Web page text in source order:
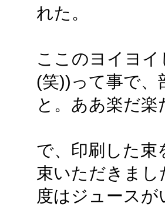
れた。
ここのヨイヨ
(笑))って事で、
と。ああ楽だ楽
で、印刷した束
束いただきまし
度はジュースが